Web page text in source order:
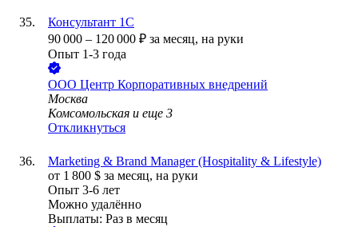
Консультант 1С
90 000 – 120 000 ₽ за месяц, на руки
Опыт 1-3 года
ООО Центр Корпоративных внедрений
Москва
Комсомольская и еще 3
Откликнуться
Marketing & Brand Manager (Hospitality & Lifestyle)
от 1 800 $ за месяц, на руки
Опыт 3-6 лет
Можно удалённо
Выплаты: Раз в месяц